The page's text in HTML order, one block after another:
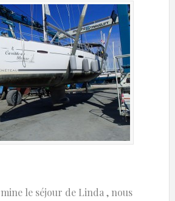
le séjour de Linda , nous